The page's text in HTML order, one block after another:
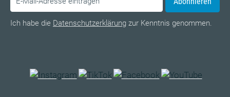
Ich habe die Datenschutzerklärung zur Kenntnis genommen.